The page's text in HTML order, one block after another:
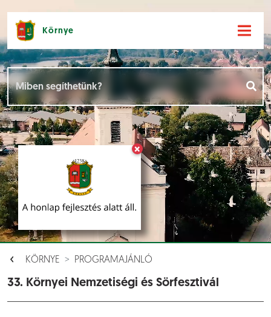
×
Környe
KÖRNYE PROGRAMAJÁNLÓ
33. Környei Nemzetiségi és Sörfesztivál
Hírek [
Események []
Dokumentumok []
Aloldalak [ ]